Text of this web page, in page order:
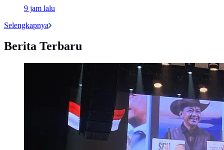
9 jam lalu
Selengkapnya
Berita Terbaru